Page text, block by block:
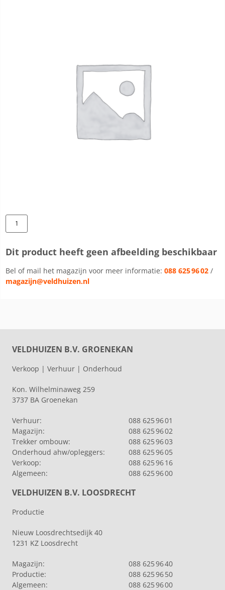
Dit product heeft geen afbeelding beschikbaar
Bel of mail het magazijn voor meer informatie:088 625 96 02 /
magazijn@veldhuizen.nl
VELDHUIZEN B.V. GROENEKAN
Verkoop | Verhuur | Onderhoud
Kon. Wilhelminaweg 259
3737 BA Groenekan
Verhuur:
088 625 96 01
Magazijn:
088 625 96 02
Trekker ombouw:
088 625 96 03
Onderhoud ahw/opleggers:
088 625 96 05
Verkoop:
088 625 96 16
Algemeen:
088 625 96 00
VELDHUIZEN B.V. LOOSDRECHT
Productie
Nieuw Loosdrechtsedijk 40
1231 KZ Loosdrecht
Magazijn:
088 625 96 40
Productie:
088 625 96 50
Algemeen:
088 625 96 00